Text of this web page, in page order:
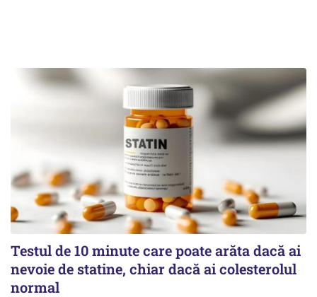
Testul de 10 minute care poate arăta dacă ai
nevoie de statine, chiar dacă ai colesterolul
normal